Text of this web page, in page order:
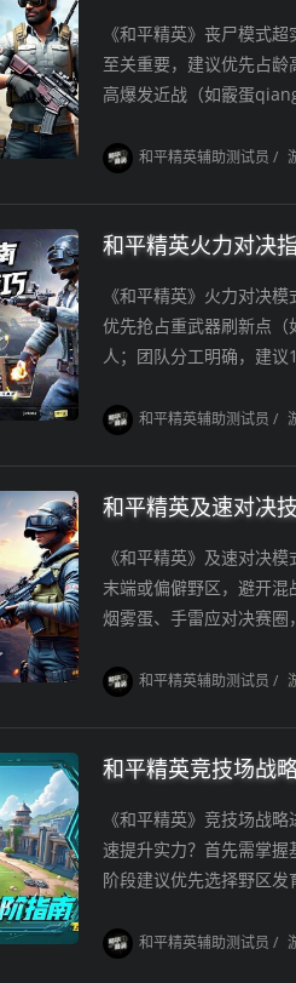
《和平精英》丧尸模式
至关重要，建议优先占
高爆发近战（如霰蛋
和平精英辅助测试员 /
和平精英火力对决
《和平精英》火力对决
优先抢占重武器刷新点
人；团队分工明确，建
和平精英辅助测试员 /
和平精英及速对决
《和平精英》及速对决
末端或偏僻野区，避开
烟雾蛋、手雷应对决赛
和平精英辅助测试员 /
和平精英竞技场战
《和平精英》竞技场战
速提升实力？首先需掌
阶段建议优先选择野区
和平精英辅助测试员 /